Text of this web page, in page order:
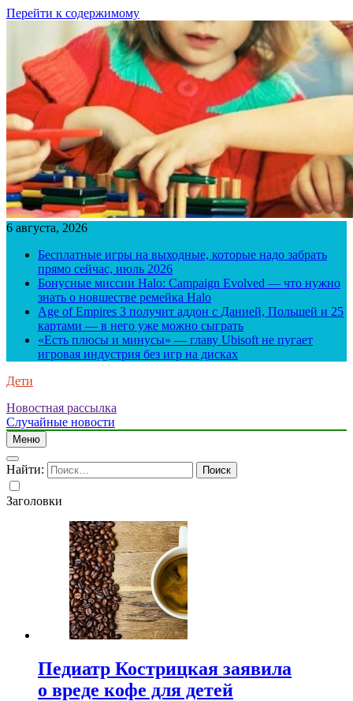
Перейти к содержимому
6 августа, 2026
Бесплатные игры на выходные, которые надо забрать
прямо сейчас, июль 2026
Бонусные миссии Halo: Campaign Evolved — что нужно
знать о новшестве ремейка Halo
Age of Empires 3 получит аддон с Данией, Польшей и 25
картами — в него уже можно сыграть
«Есть плюсы и минусы» — главу Ubisoft не пугает
игровая индустрия без игр на дисках
Дети
Новостная рассылка
Случайные новости
Меню
Найти:
Заголовки
Педиатр Кострицкая заявила
о вреде кофе для детей